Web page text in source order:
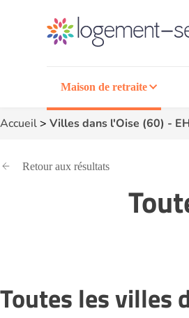
Maison de retraite
Accueil> Villes dans l'Oise (60) -
Retour aux résultats
Toutes les villes